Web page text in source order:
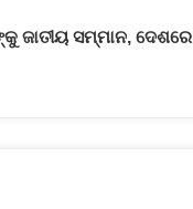
ଜାତୀୟ ସମ୍ମାନ, ଦେଶରେ